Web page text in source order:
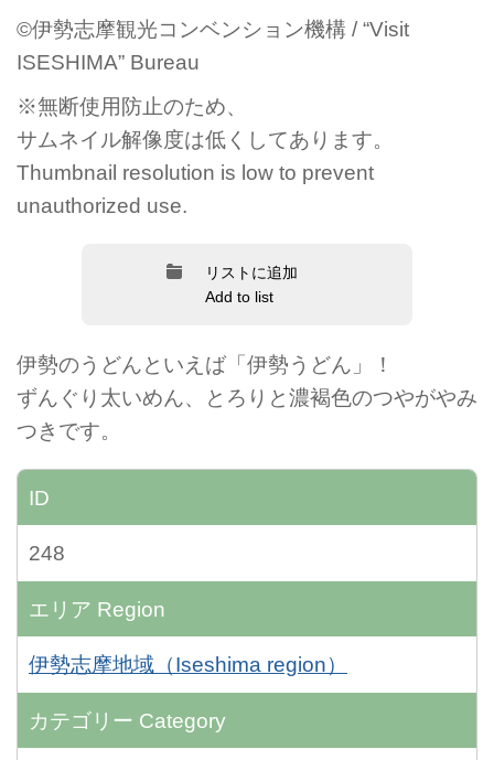
©伊勢志摩観光コンベンション機構 / “Visit
ISESHIMA” Bureau
※無断使用防止のため、
サムネイル解像度は低くしてあります。
Thumbnail resolution is low to prevent
unauthorized use.
リストに追加
Add to list
伊勢のうどんといえば「伊勢うどん」！
ずんぐり太いめん、とろりと濃褐色のつやがやみ
つきです。
ID
248
エリア Region
伊勢志摩地域（Iseshima region）
カテゴリー Category